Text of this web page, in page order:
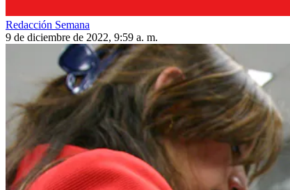
Redacción Semana
9 de diciembre de 2022, 9:59 a. m.